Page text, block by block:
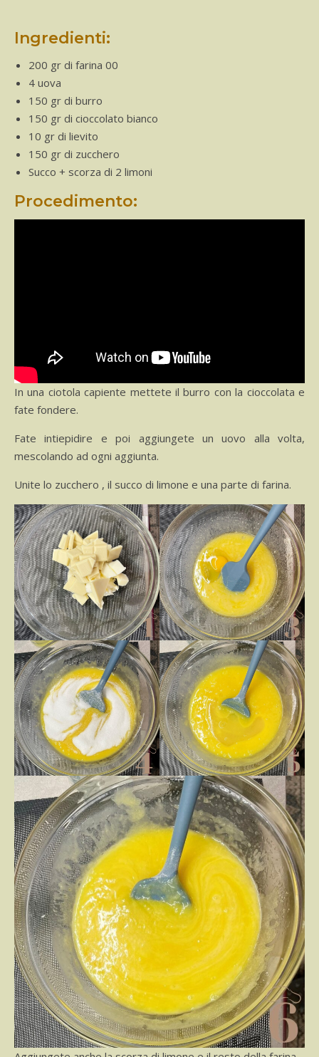
Ingredienti:
200 gr di farina 00
4 uova
150 gr di burro
150 gr di cioccolato bianco
10 gr di lievito
150 gr di zucchero
Succo + scorza di 2 limoni
Procedimento:
In una ciotola capiente mettete il burro con la cioccolata e
fate fondere.
Fate intiepidire e poi aggiungete un uovo alla volta,
mescolando ad ogni aggiunta.
Unite lo zucchero , il succo di limone e una parte di farina.